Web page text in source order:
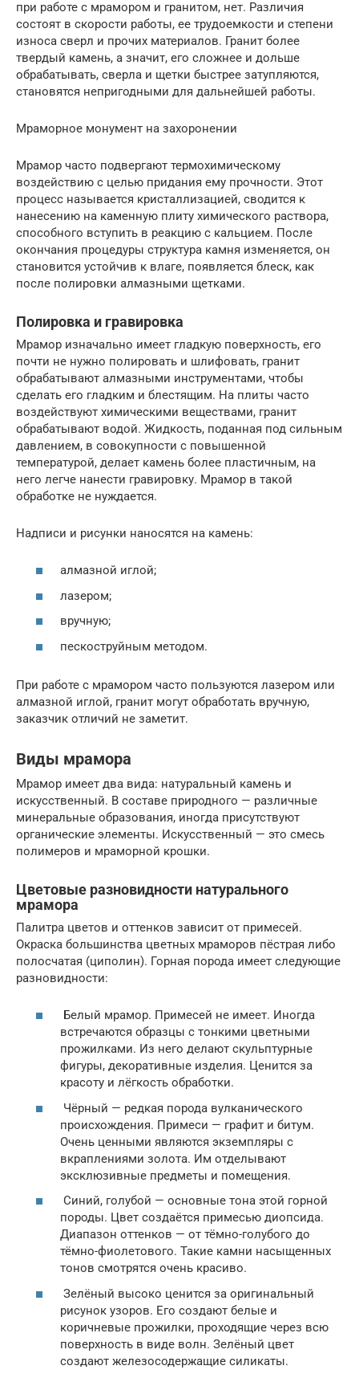
при работе с мрамором и гранитом, нет. Различия
состоят в скорости работы, ее трудоемкости и степени
износа сверл и прочих материалов. Гранит более
твердый камень, а значит, его сложнее и дольше
обрабатывать, сверла и щетки быстрее затупляются,
становятся непригодными для дальнейшей работы.
Мраморное монумент на захоронении
Мрамор часто подвергают термохимическому
воздействию с целью придания ему прочности. Этот
процесс называется кристаллизацией, сводится к
нанесению на каменную плиту химического раствора,
способного вступить в реакцию с кальцием. После
окончания процедуры структура камня изменяется, он
становится устойчив к влаге, появляется блеск, как
после полировки алмазными щетками.
Полировка и гравировка
Мрамор изначально имеет гладкую поверхность, его
почти не нужно полировать и шлифовать, гранит
обрабатывают алмазными инструментами, чтобы
сделать его гладким и блестящим. На плиты часто
воздействуют химическими веществами, гранит
обрабатывают водой. Жидкость, поданная под сильным
давлением, в совокупности с повышенной
температурой, делает камень более пластичным, на
него легче нанести гравировку. Мрамор в такой
обработке не нуждается.
Надписи и рисунки наносятся на камень:
алмазной иглой;
лазером;
вручную;
пескоструйным методом.
При работе с мрамором часто пользуются лазером или
алмазной иглой, гранит могут обработать вручную,
заказчик отличий не заметит.
Виды мрамора
Мрамор имеет два вида: натуральный камень и
искусственный. В составе природного — различные
минеральные образования, иногда присутствуют
органические элементы. Искусственный — это смесь
полимеров и мраморной крошки.
Цветовые разновидности натурального
мрамора
Палитра цветов и оттенков зависит от примесей.
Окраска большинства цветных мраморов пёстрая либо
полосчатая (циполин). Горная порода имеет следующие
разновидности:
Белый мрамор. Примесей не имеет. Иногда
встречаются образцы с тонкими цветными
прожилками. Из него делают скульптурные
фигуры, декоративные изделия. Ценится за
красоту и лёгкость обработки.
Чёрный — редкая порода вулканического
происхождения. Примеси — графит и битум.
Очень ценными являются экземпляры с
вкраплениями золота. Им отделывают
эксклюзивные предметы и помещения.
Синий, голубой — основные тона этой горной
породы. Цвет создаётся примесью диопсида.
Диапазон оттенков — от тёмно-голубого до
тёмно-фиолетового. Такие камни насыщенных
тонов смотрятся очень красиво.
Зелёный высоко ценится за оригинальный
рисунок узоров. Его создают белые и
коричневые прожилки, проходящие через всю
поверхность в виде волн. Зелёный цвет
создают железосодержащие силикаты.